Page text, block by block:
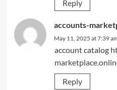
Reply
accounts-
May 11, 2025 at 7:39
account catalog
Reply